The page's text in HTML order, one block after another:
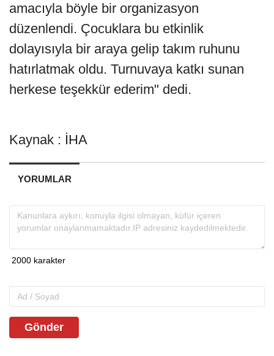
amacıyla böyle bir organizasyon
düzenlendi. Çocuklara bu etkinlik
dolayısıyla bir araya gelip takım ruhunu
hatırlatmak oldu. Turnuvaya katkı sunan
herkese teşekkür ederim" dedi.
Kaynak : İHA
YORUMLAR
Gönder